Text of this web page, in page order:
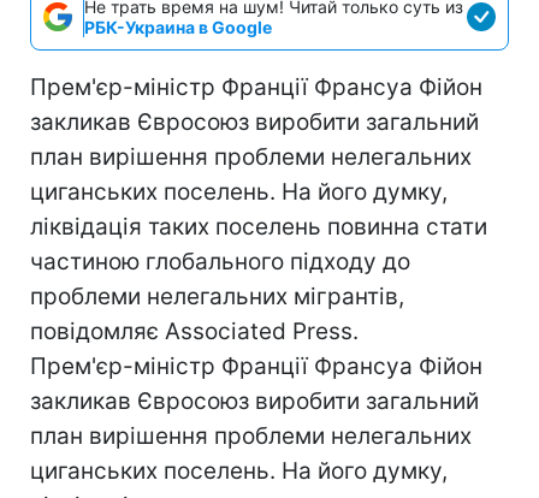
Не трать время на шум! Читай только суть из
РБК-Украина в Google
Прем'єр-міністр Франції Франсуа Фійон
закликав Євросоюз виробити загальний
план вирішення проблеми нелегальних
циганських поселень. На його думку,
ліквідація таких поселень повинна стати
частиною глобального підходу до
проблеми нелегальних мігрантів,
повідомляє Associated Press.
Прем'єр-міністр Франції Франсуа Фійон
закликав Євросоюз виробити загальний
план вирішення проблеми нелегальних
циганських поселень. На його думку,